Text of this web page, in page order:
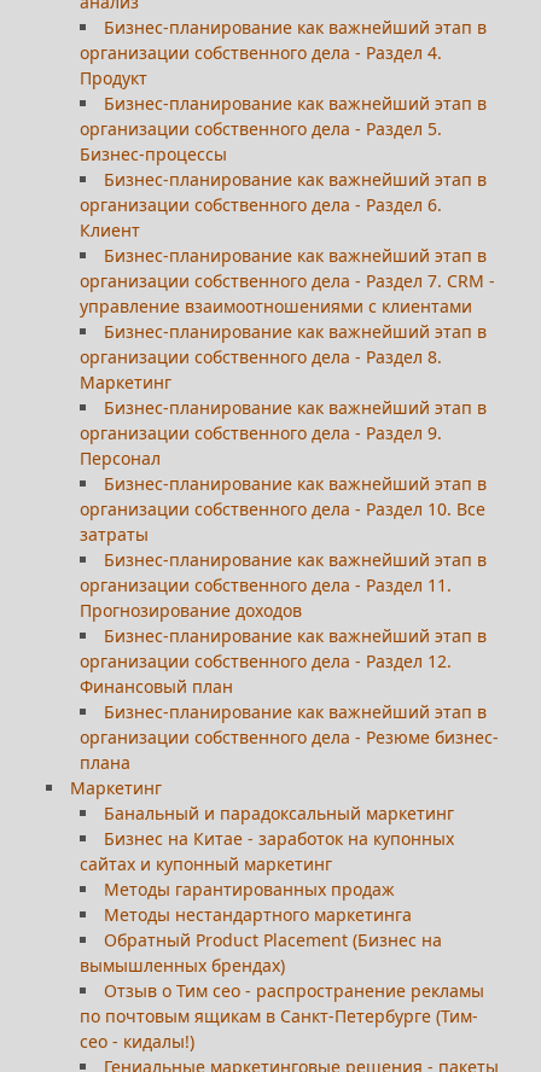
Бизнес-планирование как важнейший этап в
организации собственного дела - Раздел 4.
Продукт
Бизнес-планирование как важнейший этап в
организации собственного дела - Раздел 5.
Бизнес-процессы
Бизнес-планирование как важнейший этап в
организации собственного дела - Раздел 6.
Клиент
Бизнес-планирование как важнейший этап в
организации собственного дела - Раздел 7. CRM -
управление взаимоотношениями с клиентами
Бизнес-планирование как важнейший этап в
организации собственного дела - Раздел 8.
Маркетинг
Бизнес-планирование как важнейший этап в
организации собственного дела - Раздел 9.
Персонал
Бизнес-планирование как важнейший этап в
организации собственного дела - Раздел 10. Все
затраты
Бизнес-планирование как важнейший этап в
организации собственного дела - Раздел 11.
Прогнозирование доходов
Бизнес-планирование как важнейший этап в
организации собственного дела - Раздел 12.
Финансовый план
Бизнес-планирование как важнейший этап в
организации собственного дела - Резюме бизнес-
плана
Маркетинг
Банальный и парадоксальный маркетинг
Бизнес на Китае - заработок на купонных
сайтах и купонный маркетинг
Методы гарантированных продаж
Методы нестандартного маркетинга
Обратный Product Placement (Бизнес на
вымышленных брендах)
Отзыв о Тим сео - распространение рекламы
по почтовым ящикам в Санкт-Петербурге (Тим-
сео - кидалы!)
Гениальные маркетинговые решения - пакеты